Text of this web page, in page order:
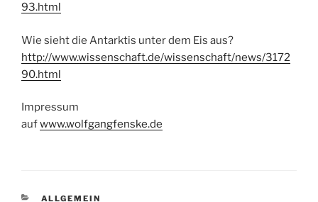
93.html
Wie sieht die Antarktis unter dem Eis aus?
http://www.wissenschaft.de/wissenschaft/news/3172
90.html
Impressum
aufwww.wolfgangfenske.de
KATEGORIEN
ALLGEMEIN